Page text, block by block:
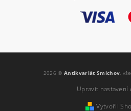
2026 ©Antikvariát Smíchov ,
Upravit nastavení
Vytvořil